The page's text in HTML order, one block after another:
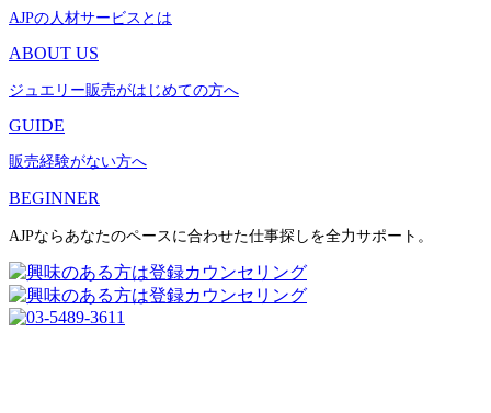
AJPの人材サービスとは
ABOUT US
ジュエリー販売がはじめての方へ
GUIDE
販売経験がない方へ
BEGINNER
AJPならあなたのペースに合わせた仕事探しを全力サポート。